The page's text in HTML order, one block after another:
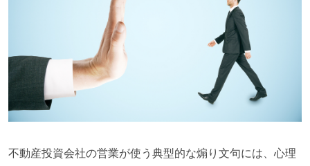
不動産投資会社の営業が使う典型的な煽り文句には、心理